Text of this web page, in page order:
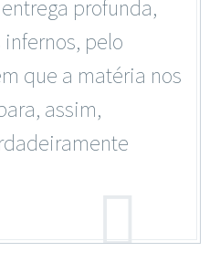
profunda,
pelo
que a matéria nos
assim,